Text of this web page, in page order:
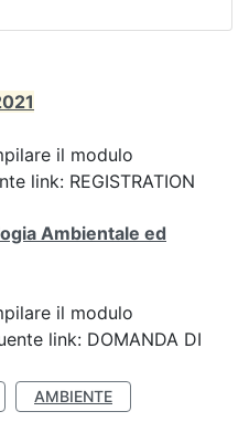
il modulo
link: REGISTRATION
Ambientale ed
il modulo
link: DOMANDA DI
AMBIENTE